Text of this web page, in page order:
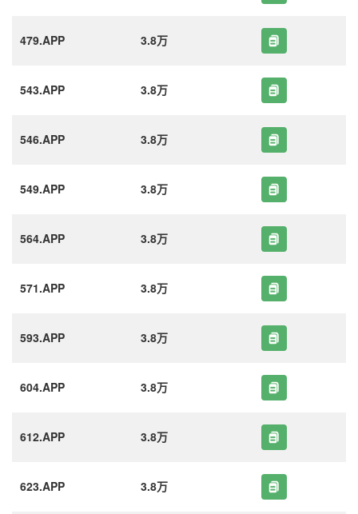
479.APP 3.8万
543.APP 3.8万
546.APP 3.8万
549.APP 3.8万
564.APP 3.8万
571.APP 3.8万
593.APP 3.8万
604.APP 3.8万
612.APP 3.8万
623.APP 3.8万